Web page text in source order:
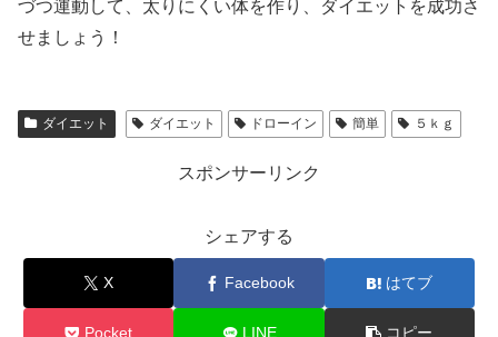
づつ運動して、太りにくい体を作り、ダイエットを成功さ
せましょう！
ダイエット ダイエット ドローイン 簡単 ５ｋｇ
スポンサーリンク
シェアする
X Facebook はてブ
Pocket LINE コピー